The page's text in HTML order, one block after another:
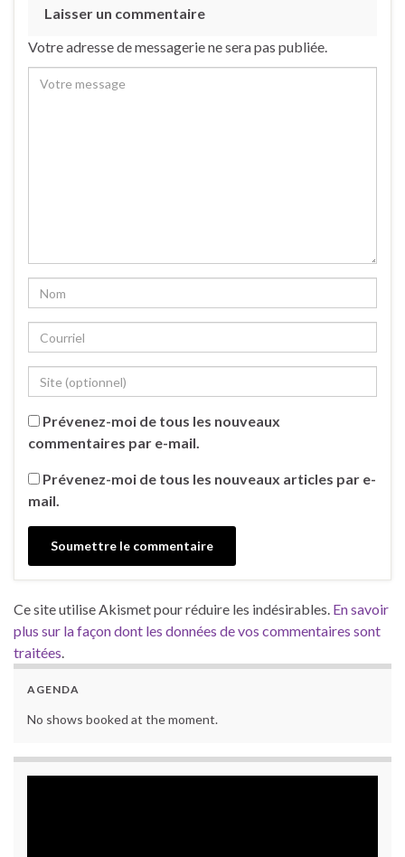
Laisser un commentaire
Votre adresse de messagerie ne sera pas publiée.
Prévenez-moi de tous les nouveaux
commentaires par e-mail.
Prévenez-moi de tous les nouveaux articles par e-
mail.
Ce site utilise Akismet pour réduire les indésirables. En savoir
plus sur la façon dont les données de vos commentaires sont
traitées.
AGENDA
No shows booked at the moment.